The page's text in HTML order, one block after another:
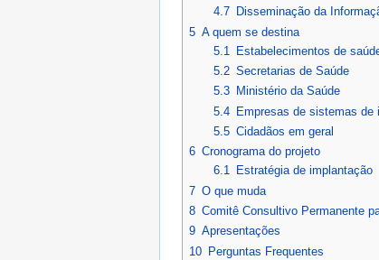
4.7
Disseminação da
5 A quem se destina
5.1
Estabelecimentos de
5.2 Secretarias de Saúde
5.3
Ministério da Saúde
5.4 Empresas de sistemas de
5.5 Cidadãos em geral
6 Cronograma do projeto
6.1
Estratégia de implantação
7 O que muda
8 Comitê Consultivo Permanente
9 Apresentações
10 Perguntas Frequentes